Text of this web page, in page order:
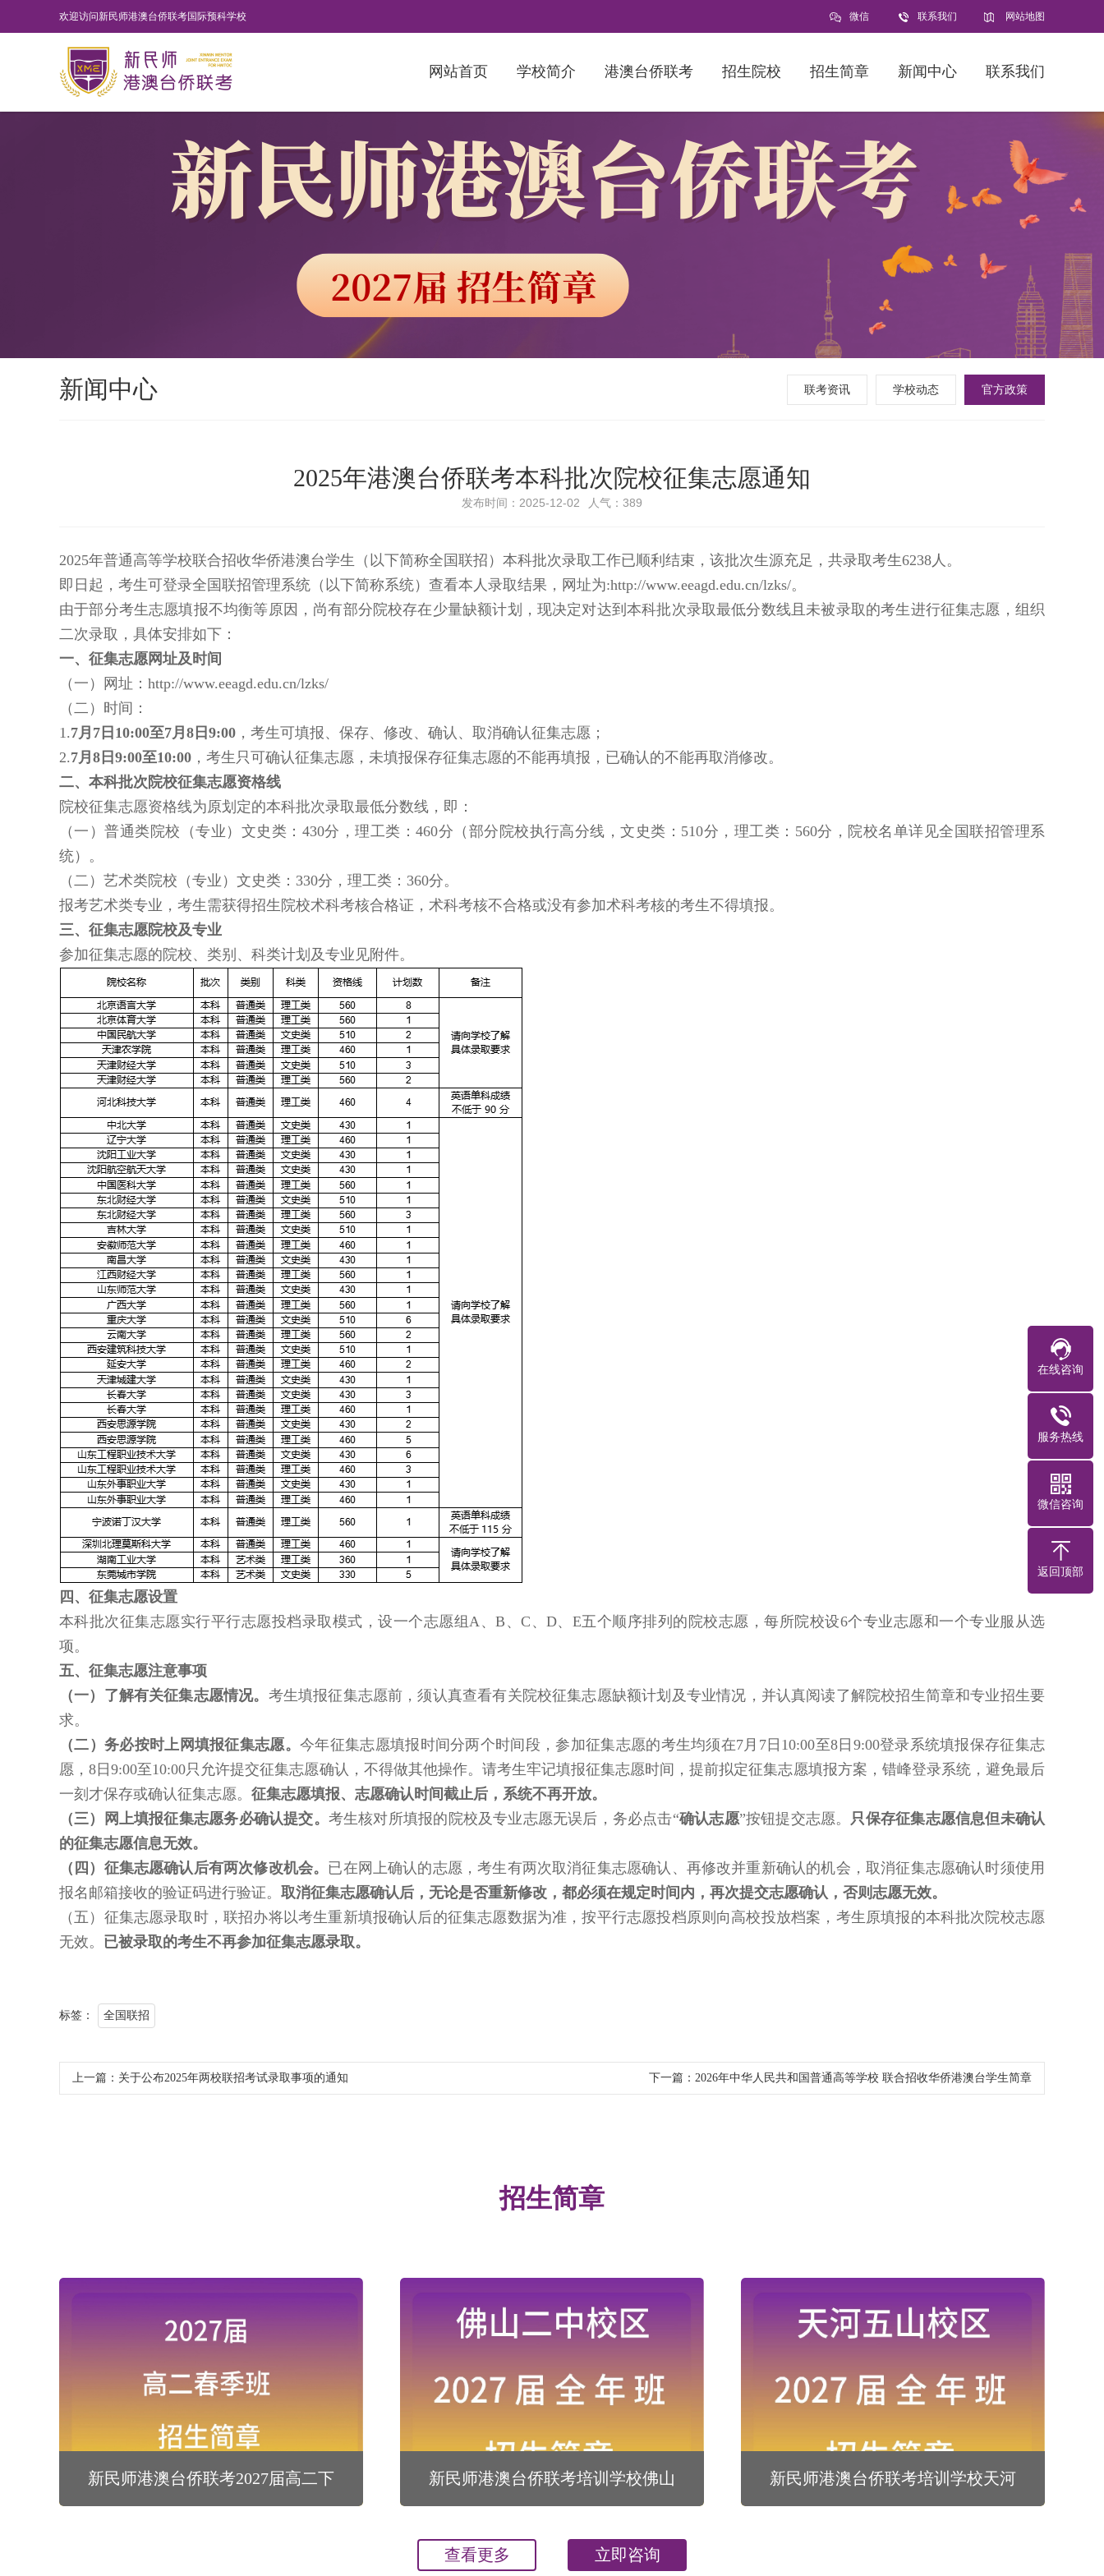
欢迎访问新民师港澳台侨联考国际预科学校 微信 联系我们 网站地图
网站首页 学校简介 港澳台侨联考 招生院校 招生简章 新闻中心 联系我们
新闻中心 联考资讯 学校动态 官方政策
2025年港澳台侨联考本科批次院校征集志愿通知
发布时间：2025-12-02 人气：389
2025年普通高等学校联合招收华侨港澳台学生（以下简称全国联招）本科批次录取工作已顺利结束，该批次生源充足，共录取考生6238人。
即日起，考生可登录全国联招管理系统（以下简称系统）查看本人录取结果，网址为:http://www.eeagd.edu.cn/lzks/。
由于部分考生志愿填报不均衡等原因，尚有部分院校存在少量缺额计划，现决定对达到本科批次录取最低分数线且未被录取的考生进行征集志愿，组织
二次录取，具体安排如下：
一、征集志愿网址及时间
（一）网址：http://www.eeagd.edu.cn/lzks/
（二）时间：
1.7月7日10:00至7月8日9:00 ，考生可填报、保存、修改、确认、取消确认征集志愿；
2.7月8日9:00至10:00 ，考生只可确认征集志愿，未填报保存征集志愿的不能再填报，已确认的不能再取消修改。
二、本科批次院校征集志愿资格线
院校征集志愿资格线为原划定的本科批次录取最低分数线，即：
（一）普通类院校（专业）文史类：430分，理工类：460分（部分院校执行高分线，文史类：510分，理工类：560分，院校名单详见全国联招管理系
统）。
（二）艺术类院校（专业）文史类：330分，理工类：360分。
报考艺术类专业，考生需获得招生院校术科考核合格证，术科考核不合格或没有参加术科考核的考生不得填报。
三、征集志愿院校及专业
参加征集志愿的院校、类别、科类计划及专业见附件。
四、征集志愿设置
本科批次征集志愿实行平行志愿投档录取模式，设一个志愿组A、B、C、D、E五个顺序排列的院校志愿，每所院校设6个专业志愿和一个专业服从选
项。
五、征集志愿注意事项
（一）了解有关征集志愿情况。 考生填报征集志愿前，须认真查看有关院校征集志愿缺额计划及专业情况，并认真阅读了解院校招生简章和专业招生要
求。
（二）务必按时上网填报征集志愿。 今年征集志愿填报时间分两个时间段，参加征集志愿的考生均须在7月7日10:00至8日9:00登录系统填报保存征集志
愿，8日9:00至10:00只允许提交征集志愿确认，不得做其他操作。请考生牢记填报征集志愿时间，提前拟定征集志愿填报方案，错峰登录系统，避免最后
一刻才保存或确认征集志愿。 征集志愿填报、志愿确认时间截止后，系统不再开放。
（三）网上填报征集志愿务必确认提交。 考生核对所填报的院校及专业志愿无误后，务必点击“确认志愿”按钮提交志愿。 只保存征集志愿信息但未确认
的征集志愿信息无效。
（四）征集志愿确认后有两次修改机会。 已在网上确认的志愿，考生有两次取消征集志愿确认、再修改并重新确认的机会，取消征集志愿确认时须使用
报名邮箱接收的验证码进行验证。 取消征集志愿确认后，无论是否重新修改，都必须在规定时间内，再次提交志愿确认，否则志愿无效。
（五）征集志愿录取时，联招办将以考生重新填报确认后的征集志愿数据为准，按平行志愿投档原则向高校投放档案，考生原填报的本科批次院校志愿
无效。 已被录取的考生不再参加征集志愿录取。
标签： 全国联招
上一篇： 关于公布2025年两校联招考试录取事项的通知 下一篇： 2026年中华人民共和国普通高等学校 联合招收华侨港澳台学生简章
招生简章
新民师港澳台侨联考2027届高二下 新民师港澳台侨联考培训学校佛山 新民师港澳台侨联考培训学校天河
查看更多
立即咨询
在线咨询
服务热线
微信咨询
返回顶部